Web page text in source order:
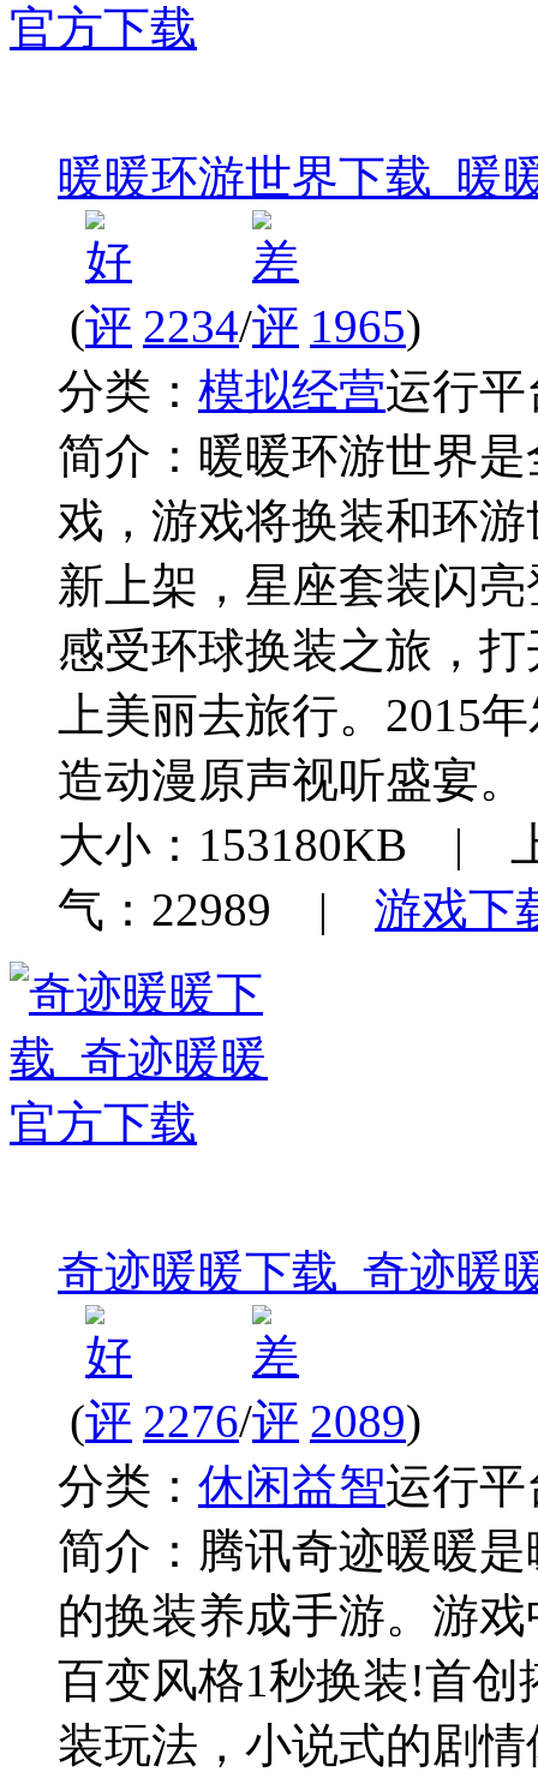
暖暖环游世界下载_暖
( 2234/ 1965)
分类： 模拟经营运行平
简介： 暖暖环游世界
戏，游戏将换装和环
新上架，星座套装闪
感受环球换装之旅，
上美丽去旅行。2015
造动漫原声视听盛宴。
大小：153180KB |
气：22989 | 游戏下
奇迹暖暖下载_奇迹暖
( 2276/ 2089)
分类： 休闲益智运行平
简介： 腾讯奇迹暖暖
的换装养成手游。游
百变风格1秒换装!首
装玩法，小说式的剧